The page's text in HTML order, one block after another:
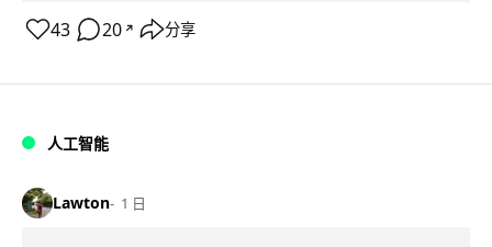
43 20 ↗ 分享
人工智能
Lawton 1 日